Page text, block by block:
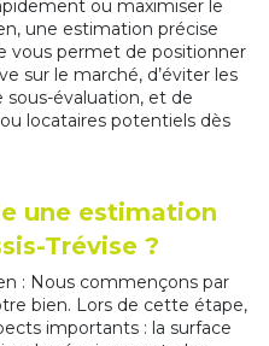
ou maximiser le
une estimation précise
vous permet de positionner
sur le marché, d’éviter les
sous-évaluation, et de
locataires potentiels dès
une estimation
Trévise ?
: Nous commençons par
bien. Lors de cette étape,
importants : la surface